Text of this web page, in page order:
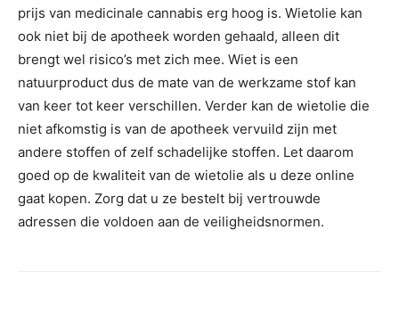
prijs van medicinale cannabis erg hoog is. Wietolie kan
ook niet bij de apotheek worden gehaald, alleen dit
brengt wel risico’s met zich mee. Wiet is een
natuurproduct dus de mate van de werkzame stof kan
van keer tot keer verschillen. Verder kan de wietolie die
niet afkomstig is van de apotheek vervuild zijn met
andere stoffen of zelf schadelijke stoffen. Let daarom
goed op de kwaliteit van de wietolie als u deze online
gaat kopen. Zorg dat u ze bestelt bij vertrouwde
adressen die voldoen aan de veiligheidsnormen.